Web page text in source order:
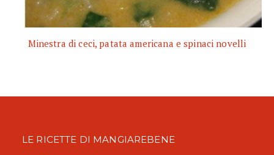
Minestra di ceci, patata americana e spinaci novelli
LE RICETTE DI MANGIAREBENE